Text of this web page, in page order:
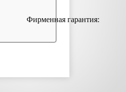
Фирменная гарантия: